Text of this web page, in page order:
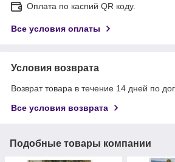
Оплата по каспий QR коду.
Все условия оплаты
Условия возврата
Возврат товара в течение 14 дней по
Все условия возврата
Подобные товары компании